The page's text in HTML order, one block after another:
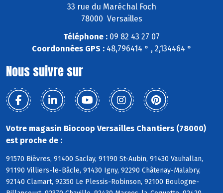
33 rue du Maréchal Foch
78000 Versailles
Téléphone : 09 82 43 27 07
Coordonnées GPS :48,796414 ° , 2,134464 °
Nous suivre sur
Votre magasin Biocoop Versailles Chantiers (78000)
est proche de :
91570 Bièvres, 91400 Saclay, 91190 St-Aubin, 91430 Vauhallan,
91190 Villiers-le-Bâcle, 91430 Igny, 92290 Châtenay-Malabry,
92140 Clamart, 92350 Le Plessis-Robinson, 92100 Boulogne-